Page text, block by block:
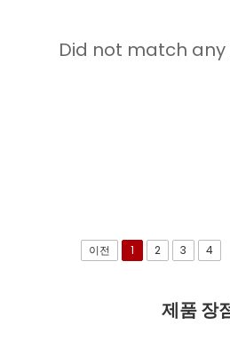
Did not match
이전 1 2 3 4
제품 장